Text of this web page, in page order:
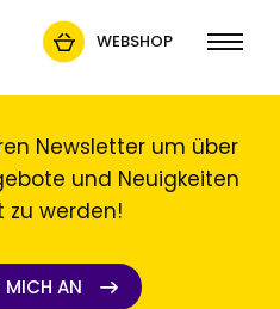
WEBSHOP
Newsletter um über
und Neuigkeiten
zu werden!
MICH AN